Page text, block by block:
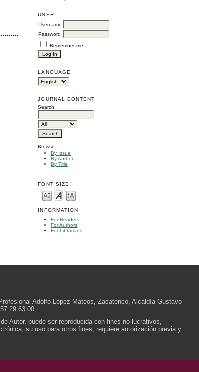
USER
Username
Password
Remember me
LANGUAGE
JOURNAL CONTENT
Search
Browse
By Issue
By Author
By Title
FONT SIZE
INFORMATION
For Readers
For Authors
For Librarians
Adolfo López Mateos, Zacatenco, Alcaldía Gustavo
29 63 00.
Autor, puede ser reproducida con fines no lucrativos,
su uso para otros fines, requiere autorización previa y